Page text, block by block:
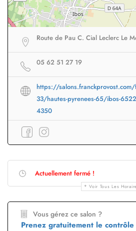
Route de Pau C. Cial Leclerc Le
05 62 51 27 19
https://
33/hautes-pyrenees-65/ibos-
4350
Actuellement fermé !
Voir Tous Les
Vous gérez ce salon ?
Prenez gratuitement le